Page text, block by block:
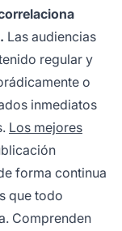
Las audiencias
regular y
o
inmediatos
Los mejores
forma continua
que todo
Comprenden